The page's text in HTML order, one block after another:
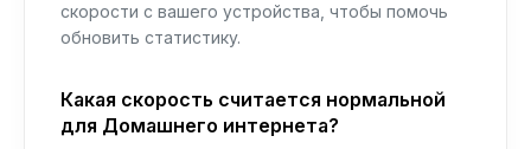
скорости с вашего устройства, чтобы помочь
обновить статистику.
Какая скорость считается нормальной
для Домашнего интернета?